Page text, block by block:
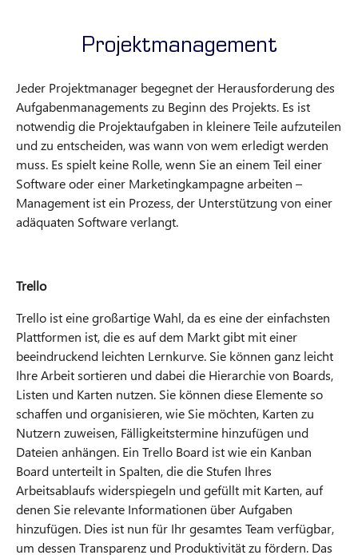
Projektmanagement
Jeder Projektmanager begegnet der Herausforderung des
Aufgabenmanagements zu Beginn des Projekts. Es ist
notwendig die Projektaufgaben in kleinere Teile aufzuteilen
und zu entscheiden, was wann von wem erledigt werden
muss. Es spielt keine Rolle, wenn Sie an einem Teil einer
Software oder einer Marketingkampagne arbeiten –
Management ist ein Prozess, der Unterstützung von einer
adäquaten Software verlangt.
Trello
Trello ist eine großartige Wahl, da es eine der einfachsten
Plattformen ist, die es auf dem Markt gibt mit einer
beeindruckend leichten Lernkurve. Sie können ganz leicht
Ihre Arbeit sortieren und dabei die Hierarchie von Boards,
Listen und Karten nutzen. Sie können diese Elemente so
schaffen und organisieren, wie Sie möchten, Karten zu
Nutzern zuweisen, Fälligkeitstermine hinzufügen und
Dateien anhängen. Ein Trello Board ist wie ein Kanban
Board unterteilt in Spalten, die die Stufen Ihres
Arbeitsablaufs widerspiegeln und gefüllt mit Karten, auf
denen Sie relevante Informationen über Aufgaben
hinzufügen. Dies ist nun für Ihr gesamtes Team verfügbar,
um dessen Transparenz und Produktivität zu fördern. Das